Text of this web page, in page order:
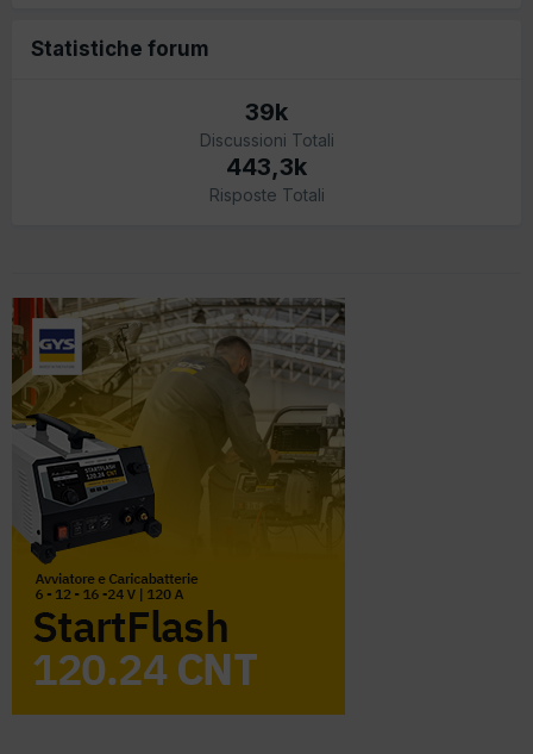
Statistiche forum
39k
Discussioni Totali
443,3k
Risposte Totali